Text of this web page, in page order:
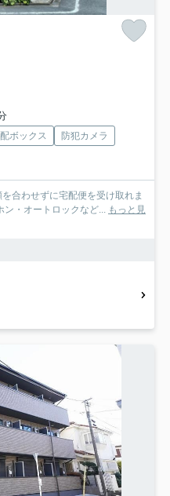
ボックス
防犯カメラ
合わせずに宅配便を受け取れま
ン・オートロックなど... もっと見